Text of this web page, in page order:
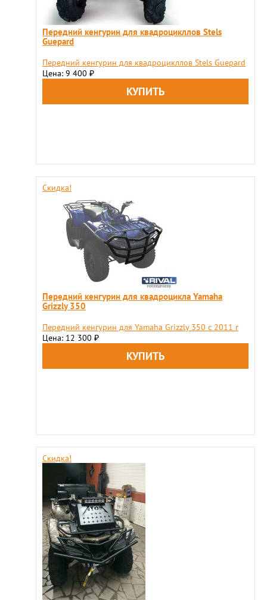
Передний кенгурин для квадроцикллов Stels
Guepard
Передний кенгурин для квадроцикллов Stels Guepard
Цена: 9 400 ₽
Скидка!
Передний кенгурин для квадроцикла Yamaha
Grizzly 350
Передний кенгурин для Yamaha Grizzly 350 c 2011 г
Цена: 12 300 ₽
Скидка!